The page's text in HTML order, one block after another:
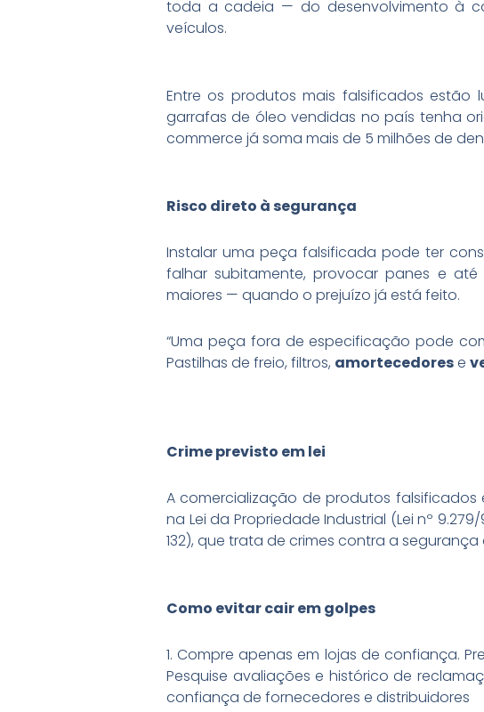
toda a cadeia — do desenvolvimento à
veículos.
Entre os produtos mais falsificados
garrafas de óleo vendidas no país tenha
commerce já soma mais de 5 milhões de
Risco direto à segurança
Instalar uma peça falsificada pode ter
falhar subitamente, provocar panes e
maiores — quando o prejuízo já está feito.
“Uma peça fora de especificação pode
Pastilhas de freio, filtros, amortecedorese
Crime previsto em lei
A comercialização de produtos
na Lei da Propriedade Industrial (Lei nº
132), que trata de crimes contra a segurança
Como evitar cair em golpes
1. Compre apenas em lojas de confiança.
Pesquise avaliações e histórico de
confiança de fornecedores e distribuidores